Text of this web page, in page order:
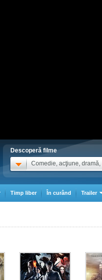
Descoperă filme
Comedie, acţiune, dramă,
Timp liber În curând Trailer